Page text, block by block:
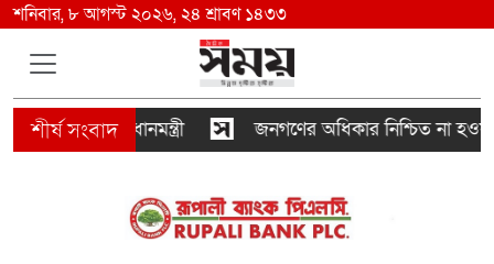
শনিবার, ৮ আগস্ট ২০২৬, ২৪ শ্রাবণ ১৪৩৩
ঘটায়: প্রধানমন্ত্রী জনগণের অধিকার নিশ্চিত না হওয়া